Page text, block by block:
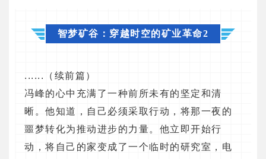
智梦矿谷：穿越时空的矿业革命2
......（续前篇）
冯峰的心中充满了一种前所未有的坚定和清
晰。他知道，自己必须采取行动，将那一夜的
噩梦转化为推动进步的力量。他立即开始行
动，将自己的家变成了一个临时的研究室，电